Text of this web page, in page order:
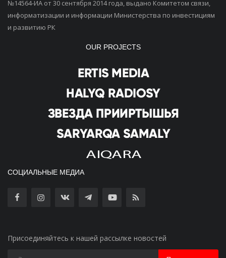
№14564-ИА от 30 сентября 2014 года, выдано Комитетом связи,
информатизации и информации Министерства по инвестициям
и развитию РК
OUR PROJECTS
СОЦИАЛЬНЫЕ МЕДИА
Присоединяйтесь к нашей рассылке новостей